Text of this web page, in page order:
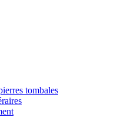
tombales